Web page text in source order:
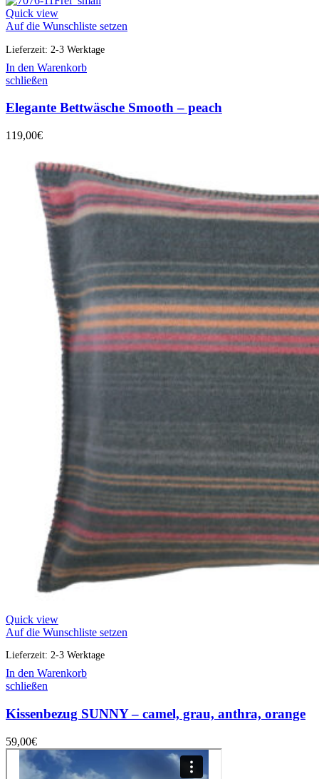
Quick view
Auf die Wunschliste setzen
Lieferzeit: 2-3 Werktage
In den Warenkorb
schließen
Elegante Bettwäsche Smooth – peach
119,00€
Quick view
Auf die Wunschliste setzen
Lieferzeit: 2-3 Werktage
In den Warenkorb
schließen
Kissenbezug SUNNY – camel, grau, anthra, orange
59,00€